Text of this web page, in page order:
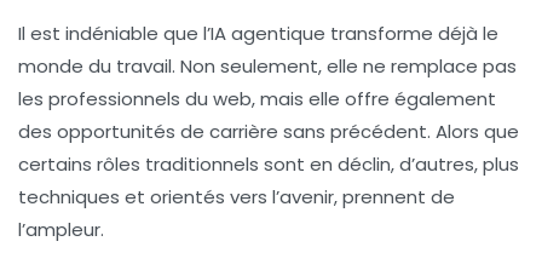
Il est indéniable que l’IA agentique transforme déjà le
monde du travail. Non seulement, elle ne remplace pas
les professionnels du web, mais elle offre également
des opportunités de carrière sans précédent. Alors que
certains rôles traditionnels sont en déclin, d’autres, plus
techniques et orientés vers l’avenir, prennent de
l’ampleur.